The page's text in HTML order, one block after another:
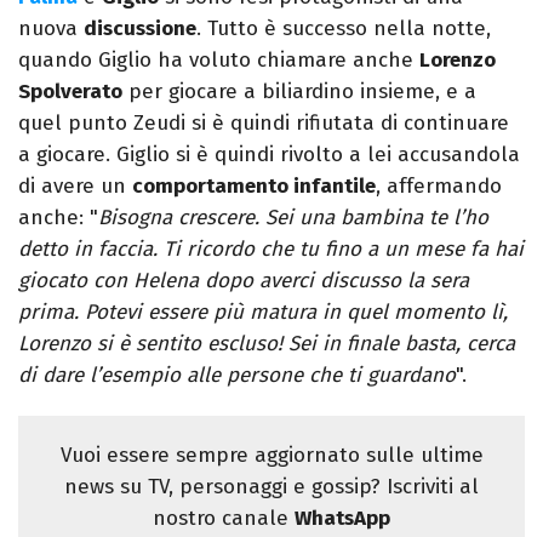
nuova discussione. Tutto è successo nella notte,
quando Giglio ha voluto chiamare anche Lorenzo
Spolverato per giocare a biliardino insieme, e a
quel punto Zeudi si è quindi rifiutata di continuare
a giocare. Giglio si è quindi rivolto a lei accusandola
di avere un comportamento infantile, affermando
anche: "Bisogna crescere. Sei una bambina te l’ho
detto in faccia. Ti ricordo che tu fino a un mese fa hai
giocato con Helena dopo averci discusso la sera
prima. Potevi essere più matura in quel momento lì,
Lorenzo si è sentito escluso! Sei in finale basta, cerca
di dare l’esempio alle persone che ti guardano".
Vuoi essere sempre aggiornato sulle ultime
news su TV, personaggi e gossip? Iscriviti al
nostro canale WhatsApp